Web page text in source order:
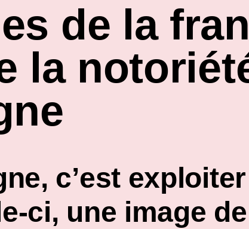
de la
la
c’est
ci, une image